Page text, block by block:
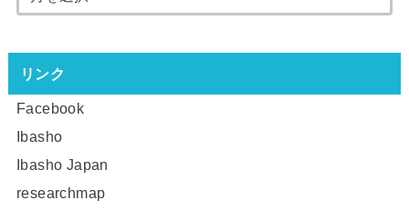
リンク
Facebook
Ibasho
Ibasho Japan
researchmap